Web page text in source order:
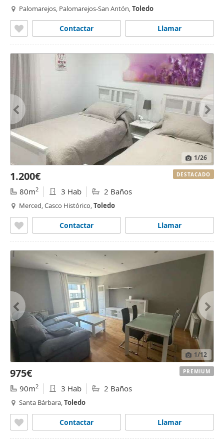
Palomarejos, Palomarejos-San Antón,Toledo
Llamar
Contactar
1/26
1.200€
80m2 3 Hab 2 Baños
Merced, Casco Histórico,Toledo
Llamar
Contactar
DESTACADO
1/12
975€
90m2 3 Hab 2 Baños
Santa Bárbara,Toledo
Llamar
Contactar
PREMIUM